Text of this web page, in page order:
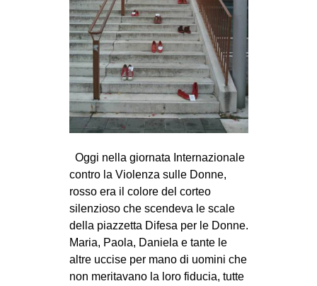
MILANO
MOBILITAZIONI
SPAZI
SPORT POPOLARE
MOVIMENTI
AMBIENTE
ANTIFASCISMO
GENERI
MIGRAZIONI
PRECARIATO
REPRESSIONE
Oggi nella giornata Internazionale
contro la Violenza sulle Donne,
rosso era il colore del corteo
silenzioso che scendeva le scale
della piazzetta Difesa per le Donne.
Maria, Paola, Daniela e tante le
altre uccise per mano di uomini che
non meritavano la loro fiducia, tutte